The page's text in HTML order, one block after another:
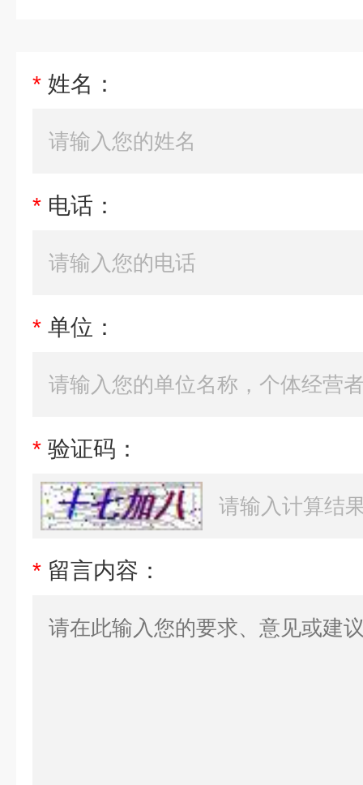
* 姓名：
* 电话：
* 单位：
* 验证码：
* 留言内容：